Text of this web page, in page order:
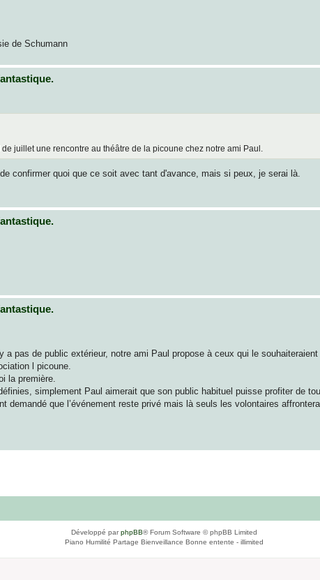
de Schumann
juillet une rencontre au théâtre de la picoune chez notre ami Paul.
confirmer quoi que ce soit avec tant d'avance, mais si peux, je serai là.
pas de public extérieur, notre ami Paul propose à ceux qui le
l picoune.
la première.
simplement Paul aimerait que son public habituel puisse profiter de
demandé que l’événement reste privé mais là seuls les volontaires
Développé parphpBB® Forum Software © phpBB Limited
Piano Humilité Partage Bienveillance Bonne entente - illimited